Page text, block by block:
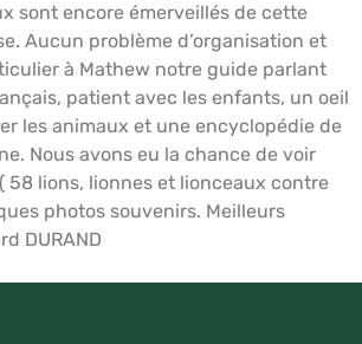
sont encore émerveillés de cette
Aucun problème d’organisation et
à Mathew notre guide parlant
patient avec les enfants, un oeil
les animaux et une encyclopédie de
Nous avons eu la chance de voir
58 lions, lionnes et lionceaux contre
photos souvenirs. Meilleurs
DURAND